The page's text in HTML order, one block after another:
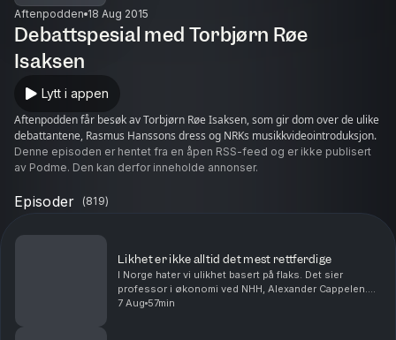
Aftenpodden 18 Aug 2015
Debattspesial med Torbjørn Røe
Isaksen
Lytt i appen
Aftenpodden får besøk av Torbjørn Røe Isaksen, som gir dom over de ulike
debattantene, Rasmus Hanssons dress og NRKs musikkvideointroduksjon.
Denne episoden er hentet fra en åpen RSS-feed og er ikke publisert
av Podme. Den kan derfor inneholde annonser.
Episoder (819)
Likhet er ikke alltid det mest rettferdige
I Norge hater vi ulikhet basert på flaks. Det sier
professor i økonomi ved NHH, Alexander Cappelen.
Han har forsket på rettferdighet, og snakker særlig om
7 Aug 57min